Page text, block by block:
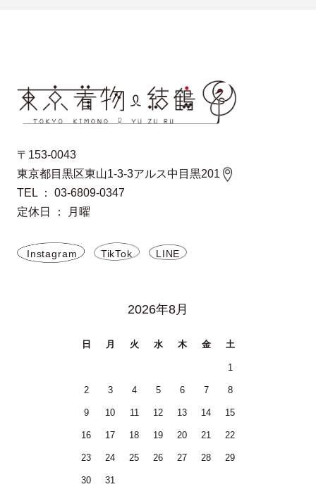
〒153-0043
東京都目黒区東山1-3-3アルス中目黒201
TEL ： 03-6809-0347
定休日 ： 月曜
Instagram TikTok LINE
2026年8月
日 月 火 水 木 金 土
1
2 3 4 5 6 7 8
9 10 11 12 13 14 15
16 17 18 19 20 21 22
23 24 25 26 27 28 29
30 31